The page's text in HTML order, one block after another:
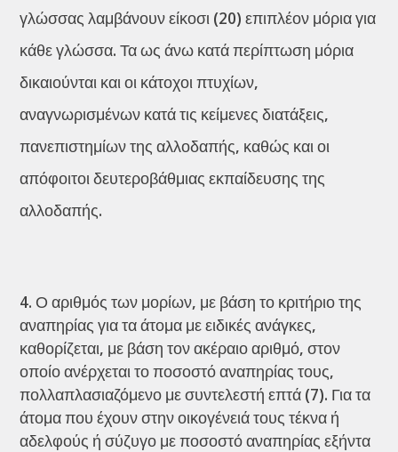
γλώσσας λαμβάνουν είκοσι (20) επιπλέον μόρια για
κάθε γλώσσα. Τα ως άνω κατά περίπτωση μόρια
δικαιούνται και οι κάτοχοι πτυχίων,
αναγνωρισμένων κατά τις κείμενες διατάξεις,
πανεπιστημίων της αλλοδαπής, καθώς και οι
απόφοιτοι δευτεροβάθμιας εκπαίδευσης της
αλλοδαπής.
Ο αριθμός των μορίων, με βάση το κριτήριο της
αναπηρίας για τα άτομα με ειδικές ανάγκες,
καθορίζεται, με βάση τον ακέραιο αριθμό, στον
οποίο ανέρχεται το ποσοστό αναπηρίας τους,
πολλαπλασιαζόμενο με συντελεστή επτά (7). Για τα
άτομα που έχουν στην οικογένειά τους τέκνα ή
αδελφούς ή σύζυγο με ποσοστό αναπηρίας εξήντα